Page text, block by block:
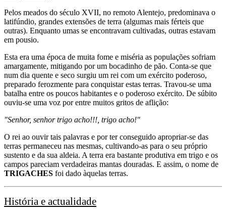
Pelos meados do século XVII, no remoto Alentejo, predominava o
latifúndio, grandes extensões de terra (algumas mais férteis que
outras). Enquanto umas se encontravam cultivadas, outras estavam
em pousio.
Esta era uma época de muita fome e miséria as populações sofriam
amargamente, mitigando por um bocadinho de pão. Conta-se que
num dia quente e seco surgiu um rei com um exército poderoso,
preparado ferozmente para conquistar estas terras. Travou-se uma
batalha entre os poucos habitantes e o poderoso exército. De súbito
ouviu-se uma voz por entre muitos gritos de aflição:
"Senhor, senhor trigo acho!!!, trigo acho!"
O rei ao ouvir tais palavras e por ter conseguido apropriar-se das
terras permaneceu nas mesmas, cultivando-as para o seu próprio
sustento e da sua aldeia. A terra era bastante produtiva em trigo e os
campos pareciam verdadeiras mantas douradas. E assim, o nome de
TRIGACHES foi dado àquelas terras.
História e actualidade